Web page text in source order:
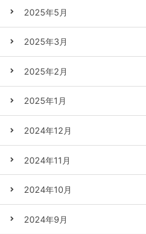
2025年5月
2025年3月
2025年2月
2025年1月
2024年12月
2024年11月
2024年10月
2024年9月